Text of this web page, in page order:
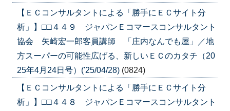
【ＥＣコンサルタントによる「勝手にＥＣサイト分
析」】□□４４９ ジャパンＥコマースコンサルタント
協会 矢崎宏一郎客員講師 「庄内なんでも屋」／地
方スーパーの可能性広げる、新しいＥＣのカタチ（20
25年4月24日号）('25/04/28) (0824)
【ＥＣコンサルタントによる「勝手にＥＣサイト分
析」】□□４４８ ジャパンＥコマースコンサルタント